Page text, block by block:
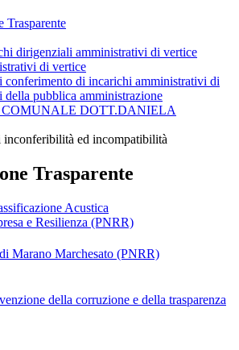
Trasparente
dirigenziali amministrativi di vertice
di vertice
conferimento di incarichi amministrativi di
della pubblica amministrazione
COMUNALE DOTT.DANIELA
ed incompatibilità
Trasparente
Acustica
e Resilienza (PNRR)
Marano Marchesato (PNRR)
della corruzione e della trasparenza